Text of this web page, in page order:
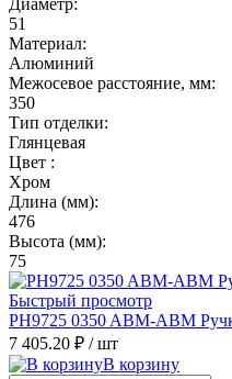
51
Материал:
Алюминий
Межосевое расстояние, мм:
350
Тип отделки:
Глянцевая
Цвет :
Хром
Длина (мм):
476
Высота (мм):
75
Быстрый просмотр
PH9725 0350 ABM-ABM
7 405.20 ₽ / шт
В корзину